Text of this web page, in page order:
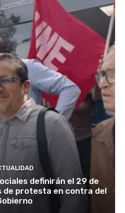
definirán el 29 de
de protesta en contra del